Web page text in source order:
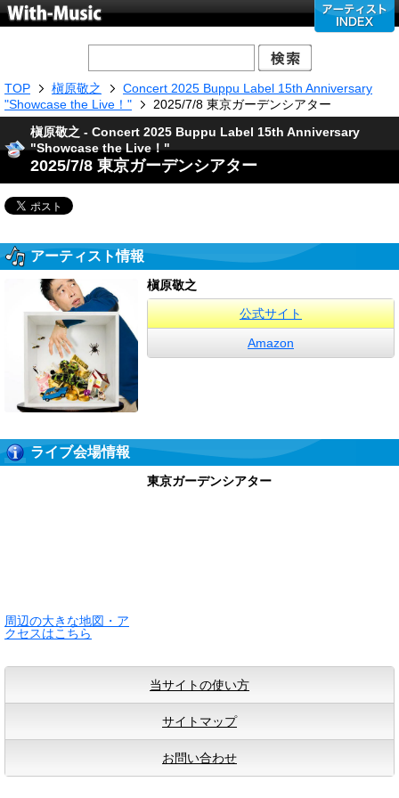
TOP 槇原敬之
Concert 2025 Buppu Label 15th Anniversary
"Showcase the Live！"
2025/7/8 東京ガーデンシアター
槇原敬之 - Concert 2025 Buppu Label 15th Anniversary
"Showcase the Live！"
2025/7/8 東京ガーデンシアター
アーティスト情報
槇原敬之
公式サイト
Amazon
ライブ会場情報
周辺の大きな地図・ア
クセスはこちら
東京ガーデンシアター
当サイトの使い方
サイトマップ
お問い合わせ